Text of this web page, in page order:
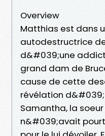
Overview
Matthias est dans
autodestructrice
d&#039;une
grand dam de
cause de cette
révélation
Samantha, la soeur
n&#039;avait